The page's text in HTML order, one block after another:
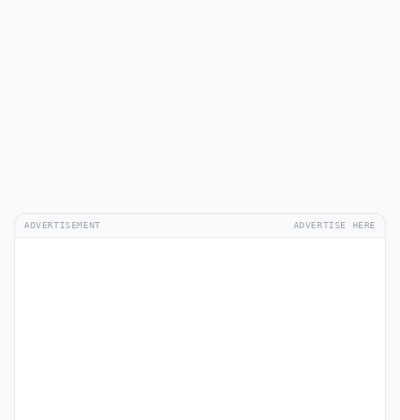
ADVERTISEMENT ADVERTISE HERE